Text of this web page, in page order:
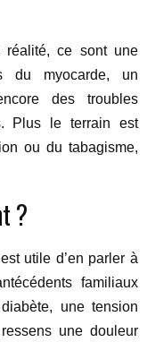
réalité, ce sont une
du myocarde, un
des troubles
Plus le terrain est
ou du tabagisme,
?
utile d’en parler à
familiaux
une tension
une douleur